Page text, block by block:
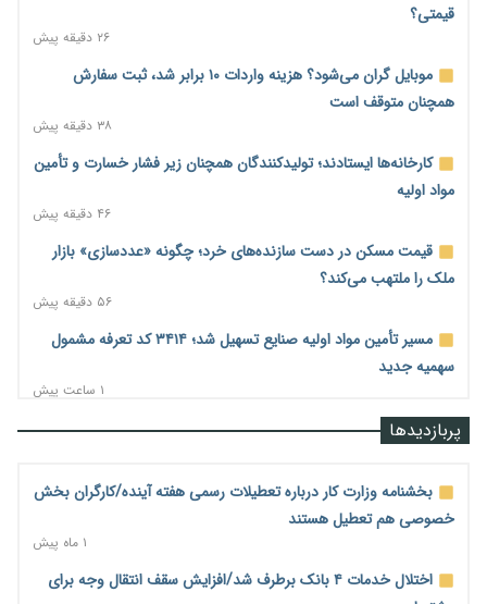
قیمتی؟
۲۶ دقیقه پیش
موبایل گران می‌شود؟ هزینه واردات ۱۰ برابر شد، ثبت سفارش
همچنان متوقف است
۳۸ دقیقه پیش
کارخانه‌ها ایستادند؛ تولیدکنندگان همچنان زیر فشار خسارت و تأمین
مواد اولیه
۴۶ دقیقه پیش
قیمت مسکن در دست سازنده‌های خرد؛ چگونه «عددسازی» بازار
ملک را ملتهب می‌کند؟
۵۶ دقیقه پیش
مسیر تأمین مواد اولیه صنایع تسهیل شد؛ ۳۴۱۴ کد تعرفه مشمول
سهمیه جدید
۱ ساعت پیش
منابع صندوق ملی مسکن به متقاضیان رسید؛ اولویت با پروژه‌های
هشدار درباره آینده صندوق‌های بازنشستگی؛ اعتماد بیمه‌پردازان را
پربازدیدها
بخشنامه وزارت کار درباره تعطیلات رسمی هفته آینده/کارگران بخش
خصوصی هم تعطیل هستند
۱ ماه پیش
اختلال خدمات ۴ بانک برطرف شد/افزایش سقف انتقال وجه برای